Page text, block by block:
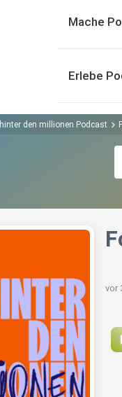
Mache
Erlebe
hinter den millionen Podcast
vor